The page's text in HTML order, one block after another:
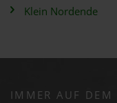
Klein Nordende
IMMER AUF DEM